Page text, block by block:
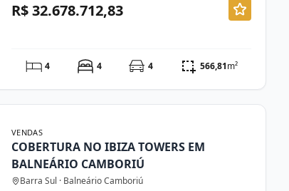
R$ 32.678.712,83
4 4 4 566,81m²
VENDAS
COBERTURA NO IBIZA TOWERS EM
BALNEÁRIO CAMBORIÚ
Barra Sul · Balneário Camboriú